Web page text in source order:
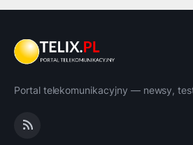
Portal telekomunikacyjny — newsy,